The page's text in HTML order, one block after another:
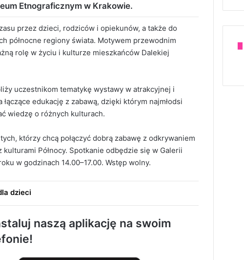
Etnograficznym w Krakowie.
przez dzieci, rodziców i opiekunów, a także do
północne regiony świata. Motywem przewodnim
rolę w życiu i kulturze mieszkańców Dalekiej
uczestnikom tematykę wystawy w atrakcyjnej i
edukację z zabawą, dzięki którym najmłodsi
wiedzę o różnych kulturach.
którzy chcą połączyć dobrą zabawę z odkrywaniem
Północy. Spotkanie odbędzie się w Galerii
w godzinach 14.00–17.00. Wstęp wolny.
dzieci
naszą aplikację na swoim
Rowerzystka ranna po zderzeniu z
samochodem. Trafiła do szpitala